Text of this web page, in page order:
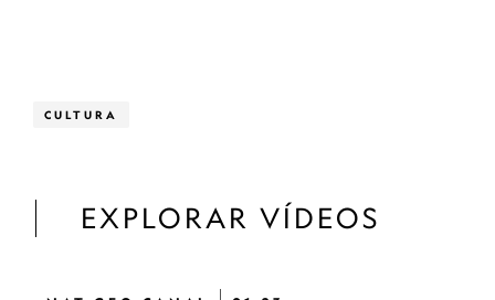
CULTURA
EXPLORAR VÍDEOS